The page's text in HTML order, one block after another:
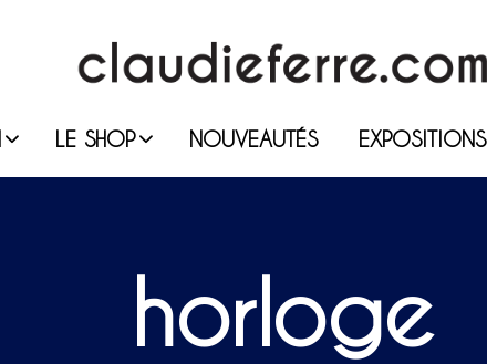
LE SHOP NOUVEAUTÉS EXPOSITIONS
horloge